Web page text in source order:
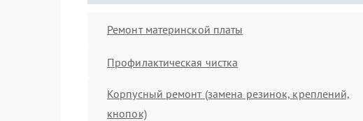
Ремонт материнской платы
Профилактическая чистка
Корпусный ремонт (замена резинок, креплений,
кнопок)